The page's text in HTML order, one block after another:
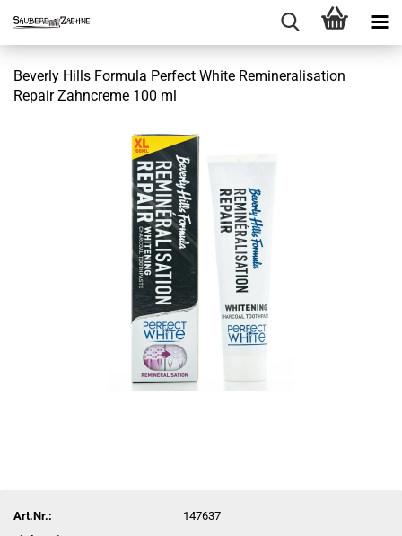
Beverly Hills Formula Perfect White Remineralisation
Repair Zahncreme 100 ml
Art.Nr.:
147637